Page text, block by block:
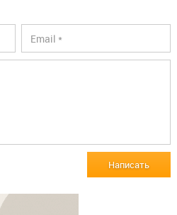
Написать